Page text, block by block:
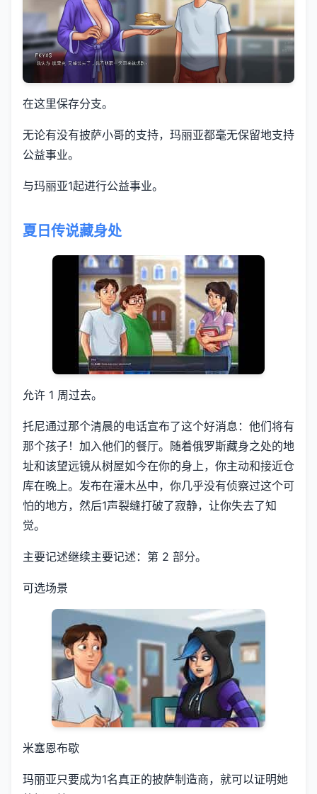
在这里保存分支。
无论有没有披萨小哥的支持，玛丽亚都毫无保留地支持
公益事业。
与玛丽亚1起进行公益事业。
夏日传说藏身处
允许 1 周过去。
托尼通过那个清晨的电话宣布了这个好消息：他们将有
那个孩子！加入他们的餐厅。随着俄罗斯藏身之处的地
址和该望远镜从树屋如今在你的身上，你主动和接近仓
库在晚上。发布在灌木丛中，你几乎没有侦察过这个可
怕的地方，然后1声裂缝打破了寂静，让你失去了知
觉。
主要记述继续主要记述：第 2 部分。
可选场景
米塞恩布歇
玛丽亚只要成为1名真正的披萨制造商，就可以证明她